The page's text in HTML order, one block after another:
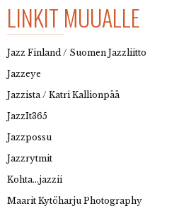
LINKIT MUUALLE
Jazz Finland / Suomen Jazzliitto
Jazzeye
Jazzista / Katri Kallionpää
JazzIt365
Jazzpossu
Jazzrytmit
Kohta…jazzii
Maarit Kytöharju Photography